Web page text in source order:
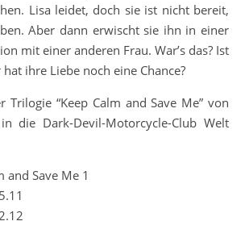
Lisa leidet, doch sie ist nicht bereit,
Aber dann erwischt sie ihn in einer
mit einer anderen Frau. War’s das? Ist
ihre Liebe noch eine Chance?
Trilogie “Keep Calm and Save Me” von
die Dark-Devil-Motorcycle-Club Welt
and Save Me 1